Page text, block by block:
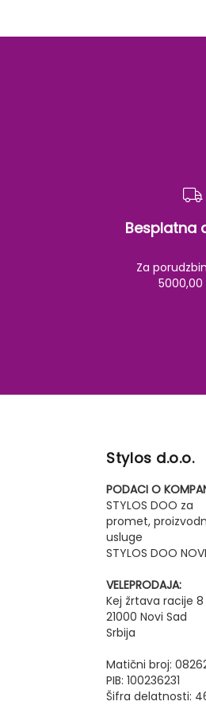
Besplatna
Za
5000,00
Stylos d.o.o.
PODACI O
STYLOS DOO za
promet,
usluge
STYLOS DOO
VELEPRODAJA:
Kej žrtava racije 8
21000 Novi Sad
Srbija
Matični broj:
PIB: 100236231
Šifra delatnosti: